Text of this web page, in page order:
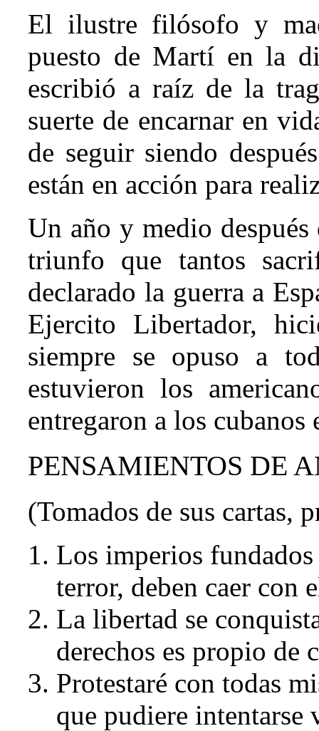
El ilustre filósofo y
puesto de Martí en la
escribió a raíz de la
suerte de encarnar en
de seguir siendo
están en acción para
Un año y medio
triunfo que tantos
declarado la guerra a
Ejercito Libertador,
siempre se opuso a
estuvieron los
entregaron a los
PENSAMIENTOS DE
(Tomados de sus cartas,
Los imperios
terror, deben caer con
La libertad se
derechos es propio de
Protestaré con todas
que pudiere intentarse